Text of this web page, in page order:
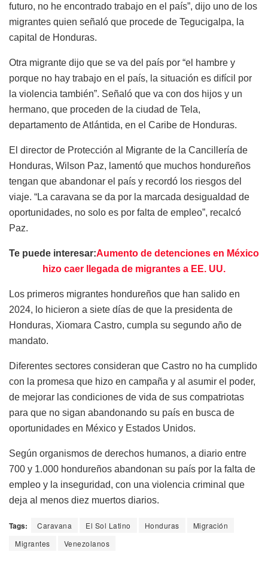
futuro, no he encontrado trabajo en el país”, dijo uno de los
migrantes quien señaló que procede de Tegucigalpa, la
capital de Honduras.
Otra migrante dijo que se va del país por “el hambre y
porque no hay trabajo en el país, la situación es difícil por
la violencia también”. Señaló que va con dos hijos y un
hermano, que proceden de la ciudad de Tela,
departamento de Atlántida, en el Caribe de Honduras.
El director de Protección al Migrante de la Cancillería de
Honduras, Wilson Paz, lamentó que muchos hondureños
tengan que abandonar el país y recordó los riesgos del
viaje. “La caravana se da por la marcada desigualdad de
oportunidades, no solo es por falta de empleo”, recalcó
Paz.
Te puede interesar:Aumento de detenciones en México
hizo caer llegada de migrantes a EE. UU.
Los primeros migrantes hondureños que han salido en
2024, lo hicieron a siete días de que la presidenta de
Honduras, Xiomara Castro, cumpla su segundo año de
mandato.
Diferentes sectores consideran que Castro no ha cumplido
con la promesa que hizo en campaña y al asumir el poder,
de mejorar las condiciones de vida de sus compatriotas
para que no sigan abandonando su país en busca de
oportunidades en México y Estados Unidos.
Según organismos de derechos humanos, a diario entre
700 y 1.000 hondureños abandonan su país por la falta de
empleo y la inseguridad, con una violencia criminal que
deja al menos diez muertos diarios.
Tags: Caravana El Sol Latino Honduras
Migración
Migrantes
Venezolanos